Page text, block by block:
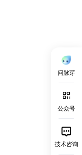
问脉芽
公众号
技术咨询